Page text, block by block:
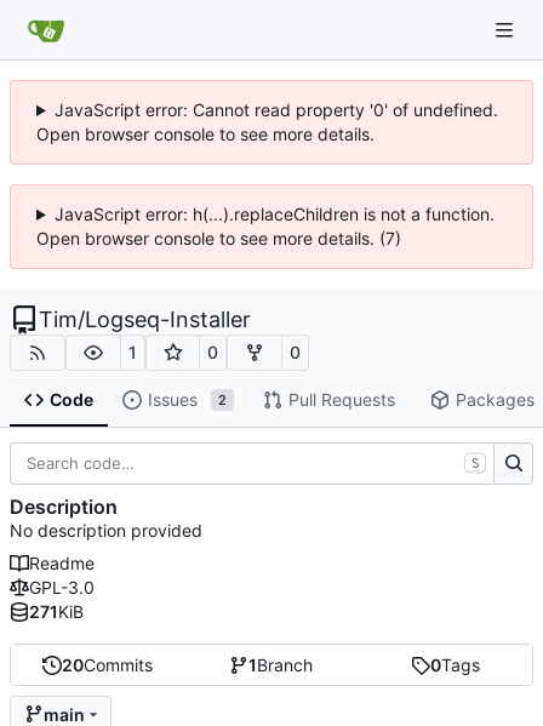
JavaScript error: Cannot read property '0' of undefined.
Open browser console to see more details.
JavaScript error: h(...).replaceChildren is not a function.
Open browser console to see more details. (7)
Tim/Logseq-Installer
1 0 0
Code Issues 2 Pull Requests Packages
20Commits 1Branch 0Tags
main
S
Description
No description provided
Readme
GPL-3.0
271KiB